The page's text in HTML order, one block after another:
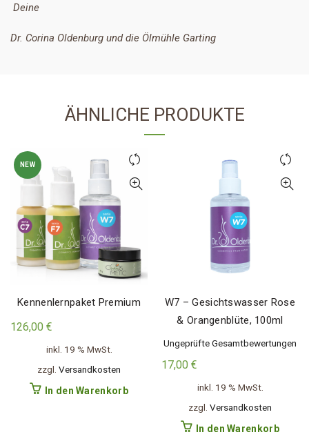
Deine
Dr. Corina Oldenburg und die Ölmühle Garting
ÄHNLICHE PRODUKTE
NEW
Kennenlernpaket Premium
126,00 €
inkl. 19 % MwSt.
zzgl. Versandkosten
In den Warenkorb
W7 – Gesichtswasser Rose
& Orangenblüte, 100ml
Ungeprüfte Gesamtbewertungen
17,00 €
inkl. 19 % MwSt.
zzgl. Versandkosten
In den Warenkorb